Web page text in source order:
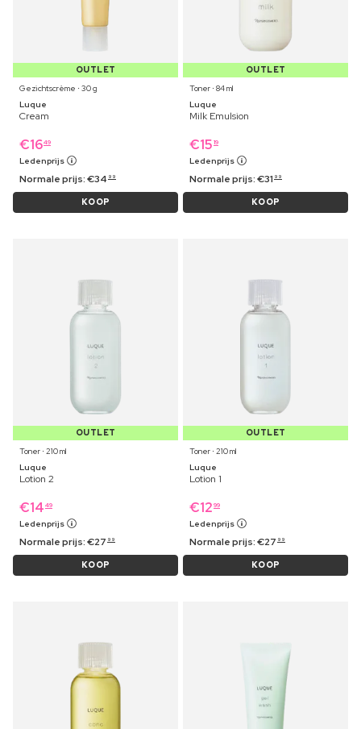
OUTLET
Gezichtscrème ⋅ 30 g
Luque
Cream
€1649
Ledenprijs
Normale prijs:€34 99
KOOP
OUTLET
Toner ⋅ 84 ml
Luque
Milk Emulsion
€15 19
Ledenprijs
Normale prijs:€31 99
KOOP
OUTLET
Toner ⋅ 210 ml
Luque
Lotion 2
€14 49
Ledenprijs
Normale prijs:€27 99
KOOP
OUTLET
Toner ⋅ 210 ml
Luque
Lotion 1
€12 99
Ledenprijs
Normale prijs:€27 99
KOOP